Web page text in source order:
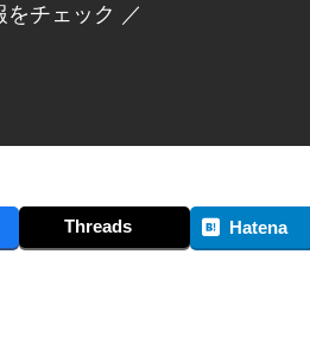
をチェック ／
Threads Hatena